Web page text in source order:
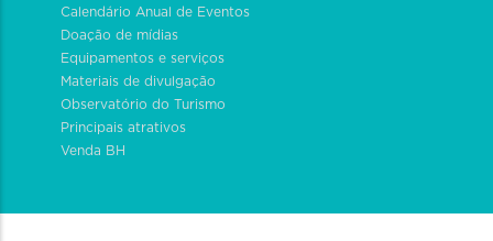
Calendário Anual de Eventos
Doação de mídias
Equipamentos e serviços
Materiais de divulgação
Observatório do Turismo
Principais atrativos
Venda BH